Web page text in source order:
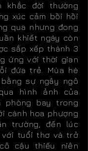
khắc đời thường
xúc cảm bồi hồi
qua nhưng đong
khiết ngày còn
sắp xếp thành 3
ứng với thời gian
đứa trẻ. Mùa hè
sự ngây ngô
hình ảnh của
phòng bay trong
cành hoa phượng
trường, đến lúc
tuổi thơ và trở
cậu thiếu niên